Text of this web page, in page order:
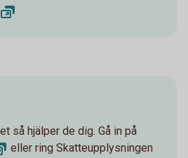
så hjälper de dig. Gå in på
eller ring Skatteupplysningen